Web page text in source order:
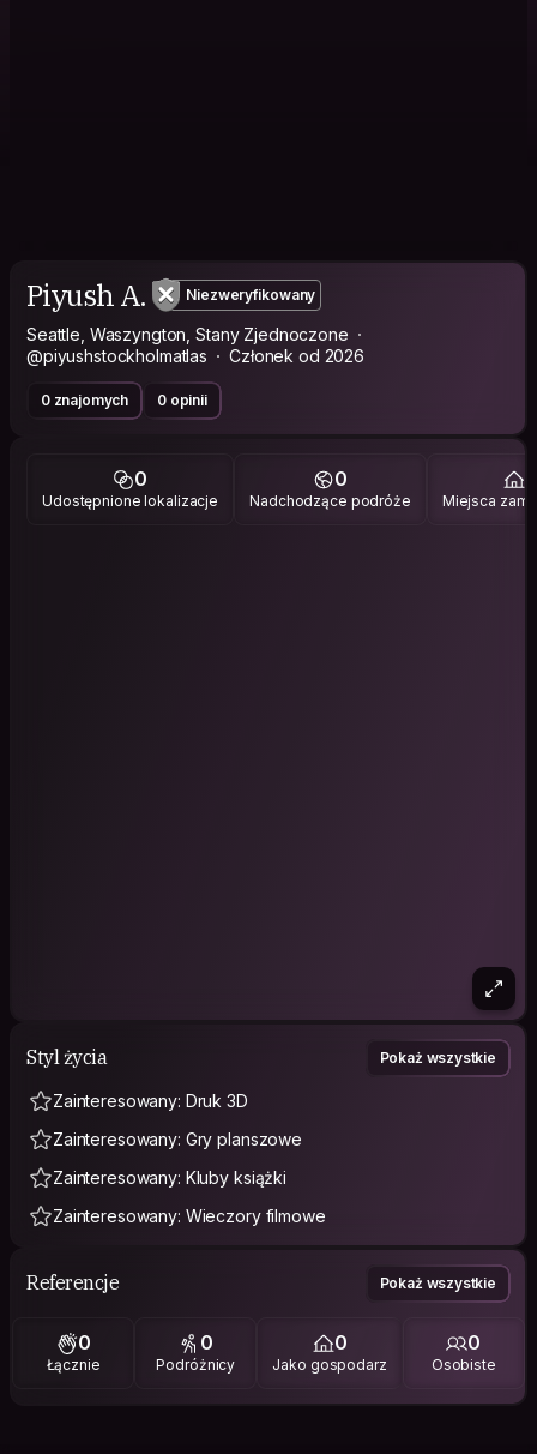
Piyush A. Niezweryfikowany
Seattle, Waszyngton, Stany Zjednoczone
@piyushstockholmatlas
Członek od 2026
0 znajomych 0 opinii
0
Udostępnione lokalizacje
0
Nadchodzące podróże Miejsca
Styl życia Pokaż wszystkie
Zainteresowany: Druk 3D
Zainteresowany: Gry planszowe
Zainteresowany: Kluby książki
Zainteresowany: Wieczory filmowe
Referencje Pokaż wszystkie
0
Łącznie
0
Podróżnicy
0
Jako gospodarz
0
Osobiste